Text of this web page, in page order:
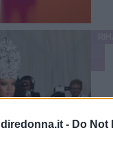
diredonna.it - Do Not